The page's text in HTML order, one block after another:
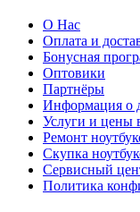
О Нас
Оплата и
Бонусная
Оптовики
Партнёры
Информация о
Услуги и цены
Ремонт
Скупка
Сервисный
Политика